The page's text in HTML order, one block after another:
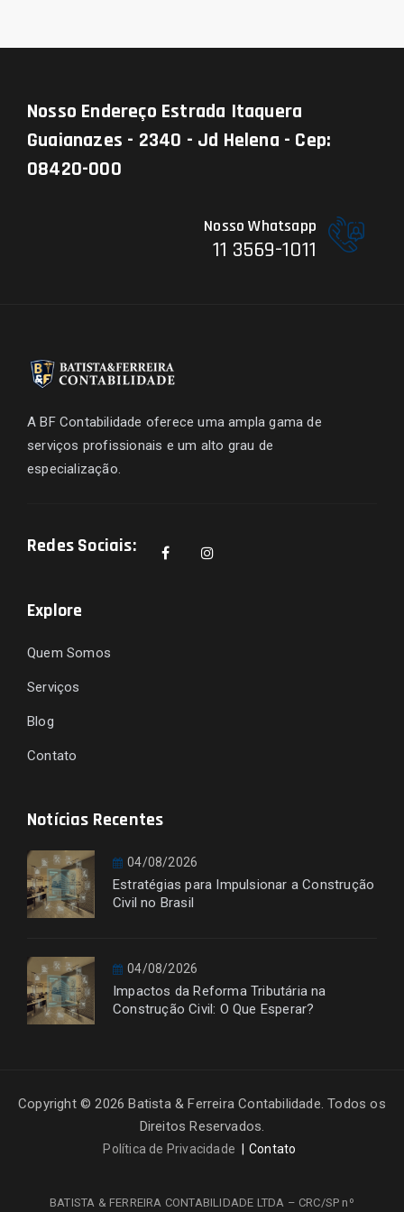
Nosso Endereço Estrada Itaquera
Guaianazes - 2340 - Jd Helena - Cep:
08420-000
Nosso Whatsapp
11 3569-1011
A BF Contabilidade oferece uma ampla gama de
serviços profissionais e um alto grau de
especialização.
Redes Sociais:
Explore
Quem Somos
Serviços
Blog
Contato
Notícias Recentes
04/08/2026
Estratégias para Impulsionar a Construção
Civil no Brasil
04/08/2026
Impactos da Reforma Tributária na
Construção Civil: O Que Esperar?
Copyright © 2026 Batista & Ferreira Contabilidade. Todos os
Direitos Reservados.
Política de Privacidade Contato
BATISTA & FERREIRA CONTABILIDADE LTDA – CRC/SP nº